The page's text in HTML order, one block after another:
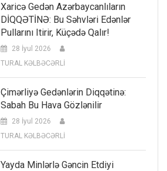
Xaricə Gedən Azərbaycanlıların
DİQQƏTİNƏ: Bu Səhvləri Edənlər
Pullarını Itirir, Küçədə Qalır!
28 İyul 2026
TURAL KƏLBƏCƏRLİ
Çimərliyə Gedənlərin Diqqətinə:
Sabah Bu Hava Gözlənilir
28 İyul 2026
TURAL KƏLBƏCƏRLİ
Yayda Minlərlə Gəncin Etdiyi